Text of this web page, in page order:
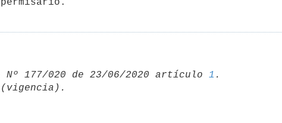
Nº 177/020 de 23/06/2020 artículo 1